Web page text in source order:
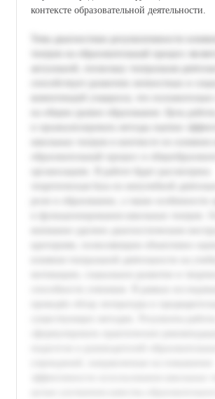
контексте образовательной деятельности.